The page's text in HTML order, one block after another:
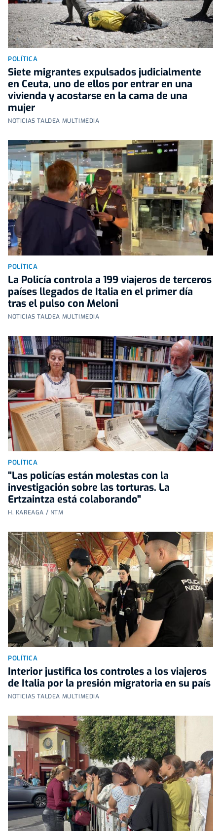
POLÍTICA
Siete migrantes expulsados judicialmente
en Ceuta, uno de ellos por entrar en una
vivienda y acostarse en la cama de una
mujer
NOTICIAS TALDEA MULTIMEDIA
POLÍTICA
La Policía controla a 199 viajeros de terceros
países llegados de Italia en el primer día
tras el pulso con Meloni
NOTICIAS TALDEA MULTIMEDIA
POLÍTICA
"Las policías están molestas con la
investigación sobre las torturas. La
Ertzaintza está colaborando"
H. KAREAGA / NTM
POLÍTICA
Interior justifica los controles a los viajeros
de Italia por la presión migratoria en su país
NOTICIAS TALDEA MULTIMEDIA